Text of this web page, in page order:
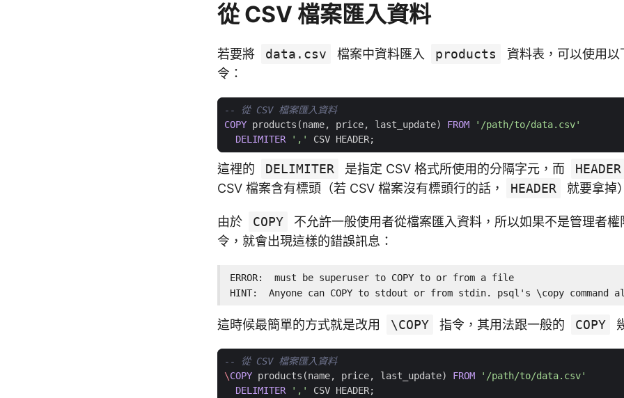
從 CSV 檔案匯入資料
若要將 data.csv 檔案中資料匯入 products 資料表，可以使用以
令：
COPY products (name, price, last_update) FROM
'/path/to/data.csv'
DELIMITER
',' CSV HEADER;
這裡的 DELIMITER 是指定 CSV 格式所使用的分隔字元，而 HEADER
CSV 檔案含有標頭（若 CSV 檔案沒有標頭行的話，
HEADER 就要拿掉
由於 COPY
不允許一般使用者從檔案匯入資料，所以如果不是管理者權
令，就會出現這樣的錯誤訊息：
ERROR:  must be superuser to COPY to or from a file
HINT:  Anyone can COPY to stdout or from stdin. psql's \copy command
這時候最簡單的方式就是改用 \COPY 指令，其用法跟一般的 COPY
\COPY products (name, price, last_update) FROM
'/path/to/data.csv'
DELIMITER
',' CSV HEADER;